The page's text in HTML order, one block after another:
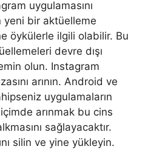
uygulamasını
yeni bir aktüelleme
öykülerle ilgili olabilir. Bu
devre dışı
olun. Instagram
arının. Android ve
uygulamaların
arınmak bu cins
sağlayacaktır.
silin ve yine yükleyin.